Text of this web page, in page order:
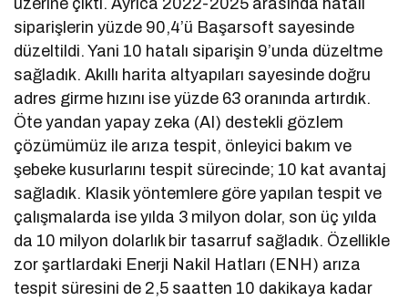
siparişlerin yüzde 90,4’ü Başarsoft sayesinde
düzeltildi. Yani 10 hatalı siparişin 9’unda düzeltme
sağladık. Akıllı harita altyapıları sayesinde doğru
adres girme hızını ise yüzde 63 oranında artırdık.
Öte yandan yapay zeka (AI) destekli gözlem
çözümümüz ile arıza tespit, önleyici bakım ve
şebeke kusurlarını tespit sürecinde; 10 kat avantaj
sağladık. Klasik yöntemlere göre yapılan tespit ve
çalışmalarda ise yılda 3 milyon dolar, son üç yılda
da 10 milyon dolarlık bir tasarruf sağladık. Özellikle
zor şartlardaki Enerji Nakil Hatları (ENH) arıza
tespit süresini de 2,5 saatten 10 dakikaya kadar